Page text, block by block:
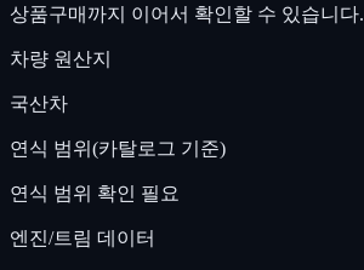
상품구매까지 이어서 확인할 수 있습니다.
차량 원산지
국산차
연식 범위(카탈로그 기준)
연식 범위 확인 필요
엔진/트림 데이터